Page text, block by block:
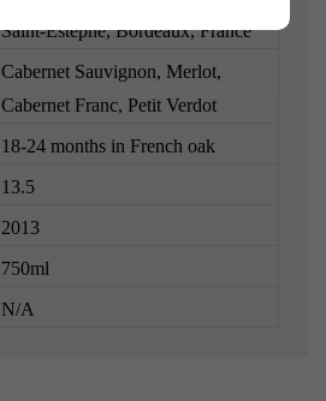
Saint-Estèphe, Bordeaux, France
Cabernet Sauvignon, Merlot,
Cabernet Franc, Petit Verdot
18-24 months in French oak
13.5
2013
750ml
N/A